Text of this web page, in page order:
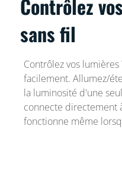
Contrôlez
sans fil
Contrôlez vos
facilement. Allumez/
la luminosité d'une
connecte directement
fonctionne même